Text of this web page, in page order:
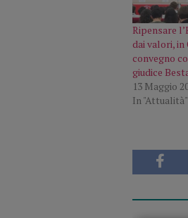
Ripensare
dai valori,
convegno
giudice
13 Maggio
In "Attualità"